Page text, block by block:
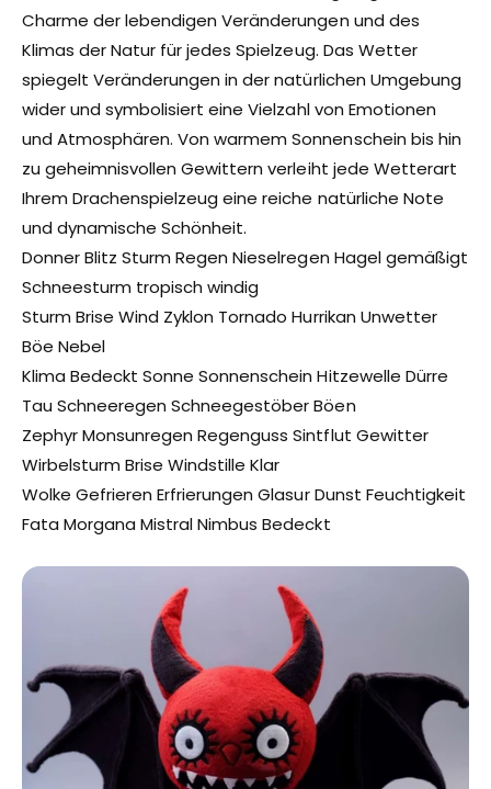
Charme der lebendigen Veränderungen und des
Klimas der Natur für jedes Spielzeug. Das Wetter
spiegelt Veränderungen in der natürlichen Umgebung
wider und symbolisiert eine Vielzahl von Emotionen
und Atmosphären. Von warmem Sonnenschein bis hin
zu geheimnisvollen Gewittern verleiht jede Wetterart
Ihrem Drachenspielzeug eine reiche natürliche Note
und dynamische Schönheit.
Donner Blitz Sturm Regen Nieselregen Hagel gemäßigt
Schneesturm tropisch windig
Sturm Brise Wind Zyklon Tornado Hurrikan Unwetter
Böe Nebel
Klima Bedeckt Sonne Sonnenschein Hitzewelle Dürre
Tau Schneeregen Schneegestöber Böen
Zephyr Monsunregen Regenguss Sintflut Gewitter
Wirbelsturm Brise Windstille Klar
Wolke Gefrieren Erfrierungen Glasur Dunst Feuchtigkeit
Fata Morgana Mistral Nimbus Bedeckt